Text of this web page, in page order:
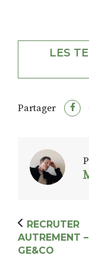
LES
Partager
RECRUTER
AUTREMENT –
GE&CO